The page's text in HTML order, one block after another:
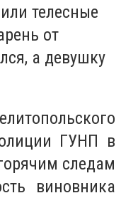
телесные
от
а девушку
ГУНП в
следам
виновника